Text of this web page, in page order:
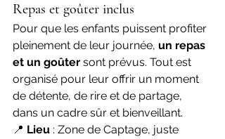
Repas et goûter inclus
Pour que les enfants puissent profiter
pleinement de leur journée, un repas
et un goûter sont prévus. Tout est
organisé pour leur offrir un moment
de détente, de rire et de partage,
dans un cadre sûr et bienveillant.
📍 Lieu : Zone de Captage, juste